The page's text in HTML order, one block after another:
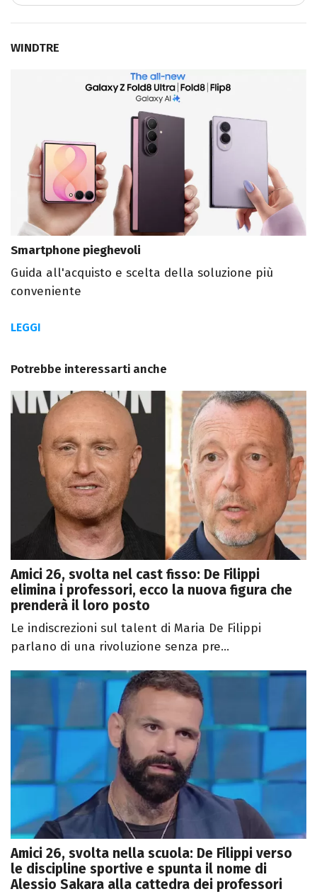
WINDTRE
Smartphone pieghevoli
Guida all'acquisto e scelta della soluzione più
conveniente
LEGGI
Potrebbe interessarti anche
Amici 26, svolta nel cast fisso: De Filippi
elimina i professori, ecco la nuova figura che
prenderà il loro posto
Le indiscrezioni sul talent di Maria De Filippi
parlano di una rivoluzione senza pre...
Amici 26, svolta nella scuola: De Filippi verso
le discipline sportive e spunta il nome di
Alessio Sakara alla cattedra dei professori